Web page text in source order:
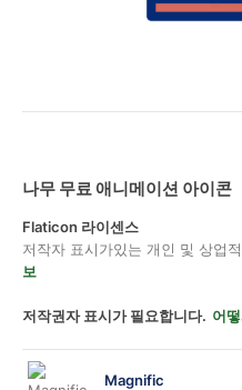
나무 무료 애니메이션 아이콘
Flaticon 라이센스
저작자 표시가있는 개인 및 상업
보
저작권자 표시가 필요합니다. 어
Magnific